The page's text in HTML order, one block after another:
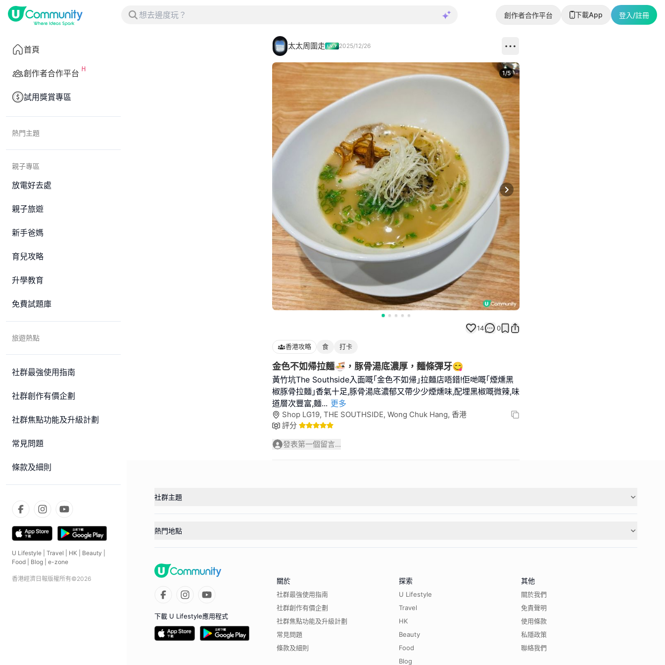
創作者合作平台 下載App 登入/註冊
首頁
創作者合作平台
試用獎賞專區
熱門主題
親子專區
放電好去處
親子旅遊
新手爸媽
育兒攻略
升學教育
免費試題庫
旅遊熱點
社群最強使用指南
社群創作有價企劃
社群焦點功能及升級計劃
常見問題
條款及細則
U Lifestyle Travel HK Beauty
Food
Blog e-zone
香港經濟日報版權所有©2026
太太周圍走 2025/12/26
Next slide
1/5
14 0
香港攻略 食 打卡
金色不如帰拉麵🍜，豚骨湯底濃厚，麵條彈牙😋
黃竹坑The Southside入面嘅｢金色不如帰｣拉麵店唔錯!佢哋嘅｢煙燻黑
椒豚骨拉麵｣香氣十足,豚骨湯底濃郁又帶少少煙燻味,配埋黑椒嘅微辣,味
道層次豐富,麵... 更多
Shop LG19, THE SOUTHSIDE, Wong Chuk Hang, 香港
評分
發表第一個留言...
社群主題
熱門地點
下載 U Lifestyle應用程式
關於
社群最強使用指南
社群創作有價企劃
社群焦點功能及升級計劃
常見問題
條款及細則
探索
U Lifestyle
Travel
HK
Beauty
Food
Blog
其他
關於我們
免責聲明
使用條款
私隱政策
聯絡我們